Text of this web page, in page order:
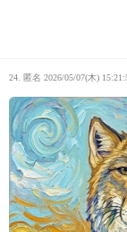
24. 匿名 2026/05/07(木)